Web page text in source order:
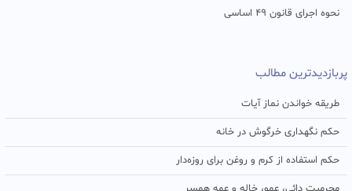
نحوه اجرای قانون ۴۹ اساسی
پربازدیدترین مطالب
طریقه خواندن نماز آیات
حکم نگهداری خرگوش در خانه
حکم استفاده از کرم و روغن برای روزه‌دار